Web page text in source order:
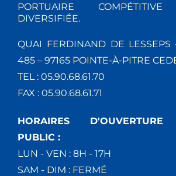
PORTUAIRE
DIVERSIFIÉE.
QUAI FERDINAND DE LESSEPS
485 – 97165 POINTE-À-PITRE
TEL : 05.90.68.61.70
FAX : 05.90.68.61.71
HORAIRES
PUBLIC :
LUN - VEN : 8H - 17H
SAM - DIM : FERMÉ